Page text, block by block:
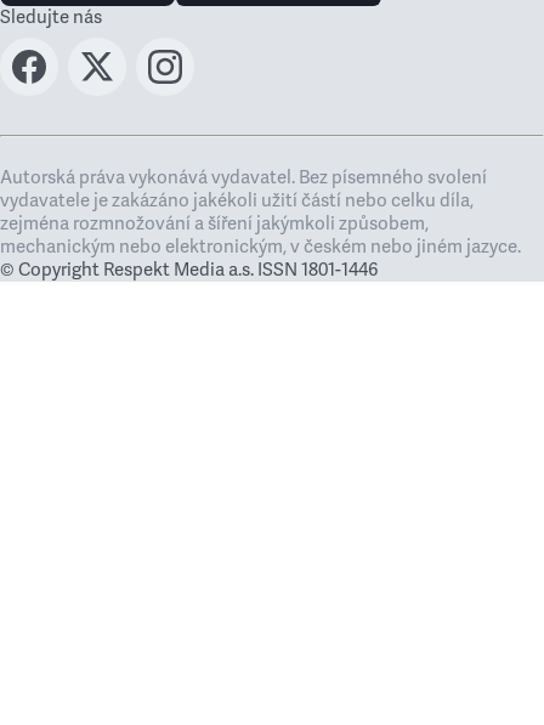
Sledujte nás
Autorská práva vykonává vydavatel. Bez písemného svolení
vydavatele je zakázáno jakékoli užití částí nebo celku díla,
zejména rozmnožování a šíření jakýmkoli způsobem,
mechanickým nebo elektronickým, v českém nebo jiném jazyce.
© Copyright Respekt Media a.s. ISSN 1801-1446